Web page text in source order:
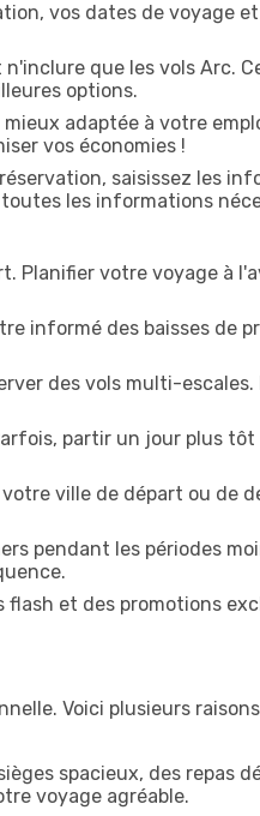
vos dates de voyage
que les vols Arc.
options.
adaptée à votre
vos économies !
saisissez les
les informations
Planifier votre voyage à
informé des baisses de
des vols multi-
partir un jour plus
ville de départ ou de
pendant les périodes
et des promotions
Voici plusieurs
spacieux, des repas
voyage agréable.